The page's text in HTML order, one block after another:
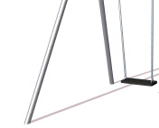
Jocuri cu nisip
Echipamente de catarat
Trasee echilibristica
Echipamente tematice
Echipamente persoane